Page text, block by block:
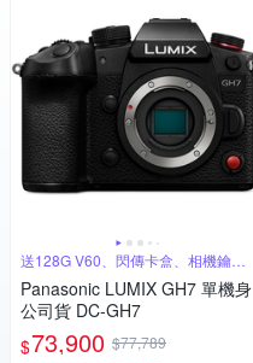
送128G V60、閃傳卡盒、相機鑰匙
圈
Panasonic LUMIX GH7 單機身
公司貨 DC-GH7
$73,900 $77,789